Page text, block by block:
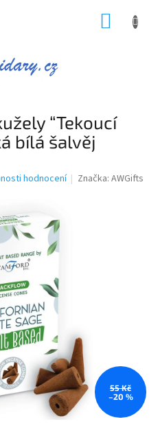
“Tekoucí
bílá šalvěj
hodnocení Značka:AWGifts
55 Kč
–20 %